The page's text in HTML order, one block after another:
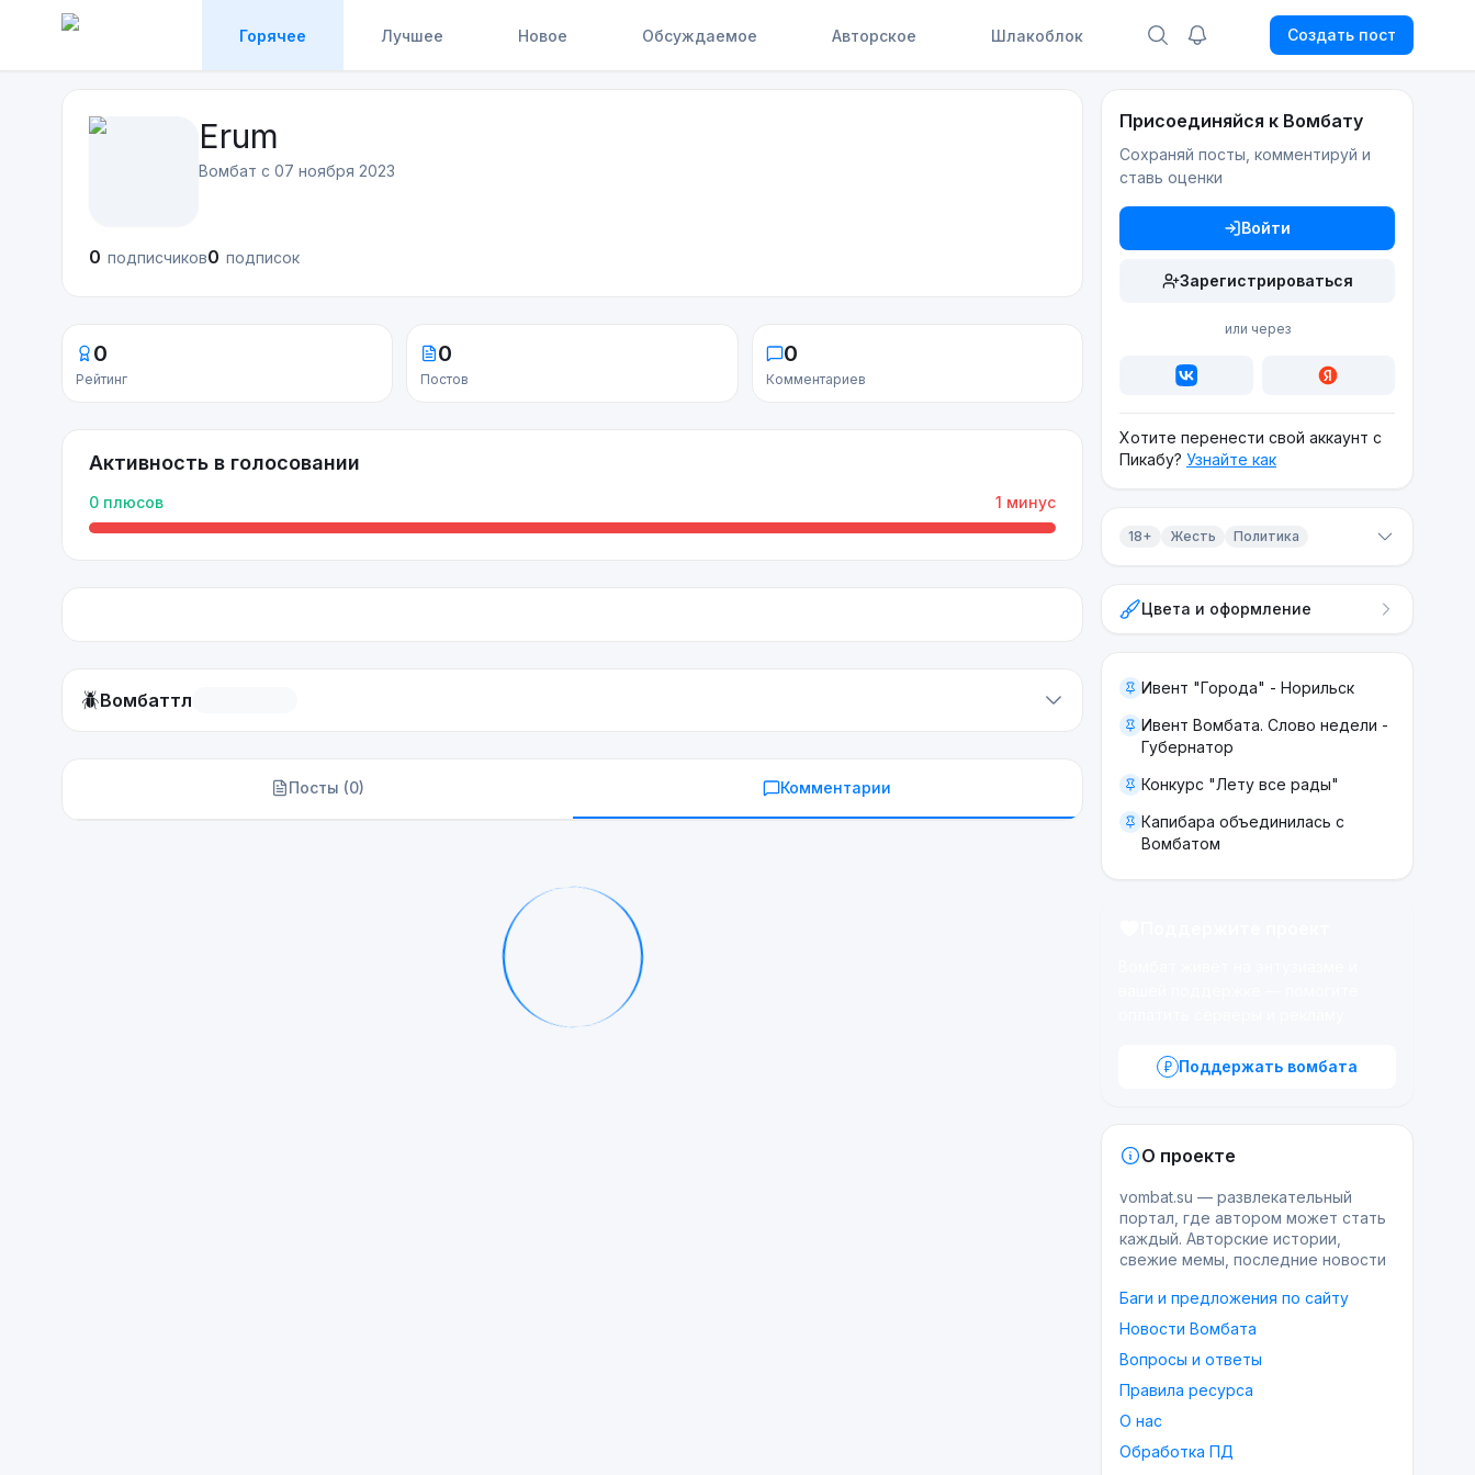
Горячее Лучшее Новое Обсуждаемое Авторское Шлакоблок Создать пост
Erum
Вомбат с 07 ноября 2023
0 подписчиков0 подписок
0
Рейтинг
0
Постов
0
Комментариев
Активность в голосовании
0 плюсов 1 минус
🪲Вомбаттл
Посты (0) Комментарии
Присоединяйся к Вомбату
Сохраняй посты, комментируй и
ставь оценки
Войти
Зарегистрироваться
или через
Хотите перенести свой аккаунт с
Пикабу? Узнайте как
18+ Жесть Политика
ЖестьЦвета и оформление
Ивент "Города" - Норильск
Ивент Вомбата. Слово недели -
Губернатор
Конкурс "Лету все рады"
Капибара объединилась с
Вомбатом
Поддержать вомбата
О проекте
vombat.su — развлекательный
портал, где автором может стать
каждый. Авторские истории,
свежие мемы, последние новости
Баги и предложения по сайту
Новости Вомбата
Вопросы и ответы
Правила ресурса
О нас
Обработка ПД